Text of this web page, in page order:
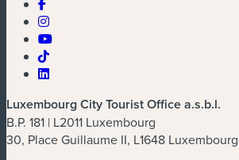
Luxembourg City Tourist Office a.s.b.l.
B.P. 181 | L2011 Luxembourg
30, Place Guillaume II, L1648 Luxembourg